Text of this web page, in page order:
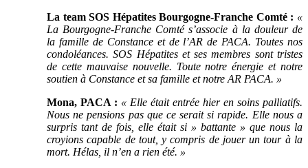
La team SOS Hépatites Bourgogne-Franche Comté : «
La Bourgogne-Franche Comté s’associe à la douleur de
la famille de Constance et de l’AR de PACA. Toutes nos
condoléances. SOS Hépatites et ses membres sont tristes
de cette mauvaise nouvelle. Toute notre énergie et notre
soutien à Constance et sa famille et notre AR PACA. »
Mona, PACA : « Elle était entrée hier en soins palliatifs.
Nous ne pensions pas que ce serait si rapide. Elle nous a
surpris tant de fois, elle était si » battante » que nous la
croyions capable de tout, y compris de jouer un tour à la
mort. Hélas, il n’en a rien été. »